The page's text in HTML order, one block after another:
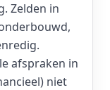
Zelden in
afspraken in
niet